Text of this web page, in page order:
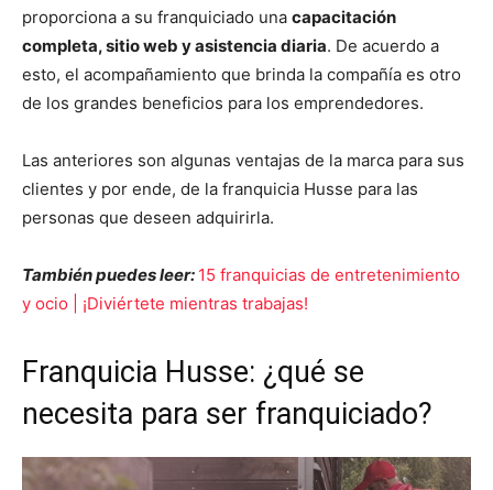
proporciona a su franquiciado una capacitación
completa, sitio web y asistencia diaria. De acuerdo a
esto, el acompañamiento que brinda la compañía es otro
de los grandes beneficios para los emprendedores.
Las anteriores son algunas ventajas de la marca para sus
clientes y por ende, de la franquicia Husse para las
personas que deseen adquirirla.
También puedes leer: 15 franquicias de entretenimiento
y ocio | ¡Diviértete mientras trabajas!
Franquicia Husse: ¿qué se
necesita para ser franquiciado?